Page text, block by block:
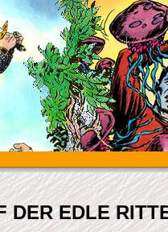
DER EDLE